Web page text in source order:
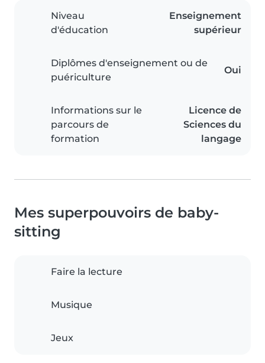
Niveau
d'éducation
Enseignement
supérieur
Diplômes d'enseignement ou de
puériculture
Oui
Informations sur le
parcours de
formation
Licence de
Sciences du
langage
Mes superpouvoirs de baby-
sitting
Faire la lecture
Musique
Jeux